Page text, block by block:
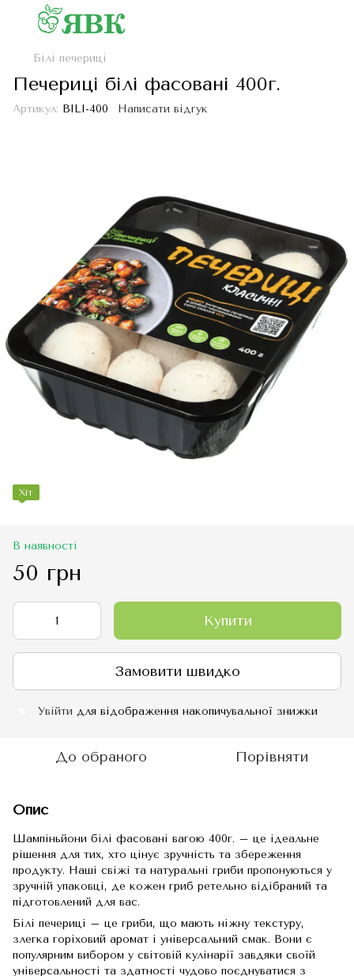
Білі печериці
Печериці білі фасовані 400г.
Артикул: BILI-400 Написати відгук
Хіт
В наявності
50 грн
Купити
Замовити швидко
Увійти для відображення накопичувальної знижки
До обраного Порівняти
Опис
Шампіньйони білі фасовані вагою 400г. – це ідеальне
рішення для тих, хто цінує зручність та збереження
продукту. Наші свіжі та натуральні гриби пропонуються у
зручній упаковці, де кожен гриб ретельно відібраний та
підготовлений для вас.
Білі печериці – це гриби, що мають ніжну текстуру,
злегка горіховий аромат і універсальний смак. Вони є
популярним вибором у світовій кулінарії завдяки своїй
універсальності та здатності чудово поєднуватися з